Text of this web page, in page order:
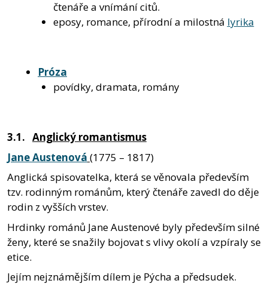
čtenáře a vnímání citů.
eposy, romance, přírodní a milostná lyrika
Próza
povídky, dramata, romány
3.1. Anglický romantismus
Jane Austenová (1775 – 1817)
Anglická spisovatelka, která se věnovala především
tzv. rodinným románům, který čtenáře zavedl do děje
rodin z vyšších vrstev.
Hrdinky románů Jane Austenové byly především silné
ženy, které se snažily bojovat s vlivy okolí a vzpíraly se
etice.
Jejím nejznámějším dílem je Pýcha a předsudek.